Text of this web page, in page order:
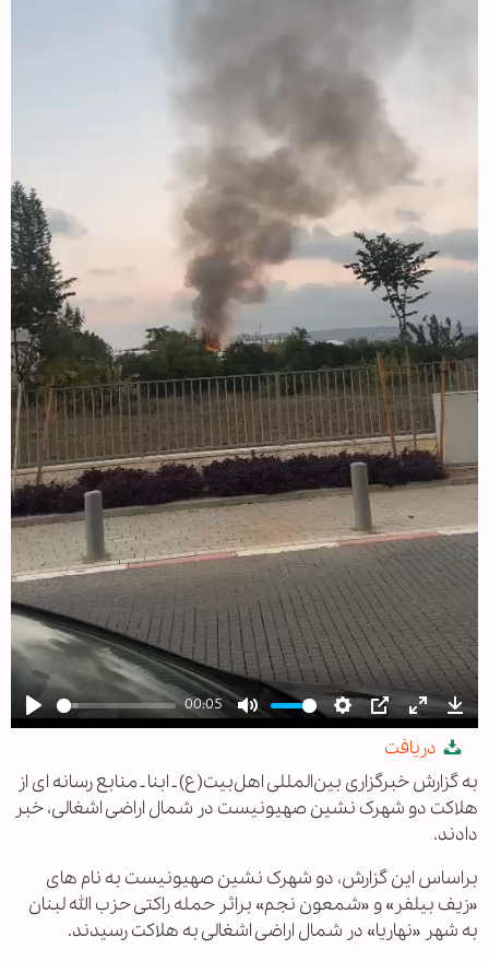
Play
00:05
Mute Settings
PIP Enter
دریافت
به گزارش خبرگزاری بین‌المللی اهل‌بیت(ع) ـ ابنا ـ منابع رسانه ای از
هلاکت دو شهرک نشین صهیونیست در شمال اراضی اشغالی، خبر
دادند.
براساس این گزارش، دو شهرک نشین صهیونیست به نام های
«زیف بیلفر» و «شمعون نجم» براثر حمله راکتی حزب الله لبنان
به شهر «نهاریا» در شمال اراضی اشغالی به هلاکت رسیدند.